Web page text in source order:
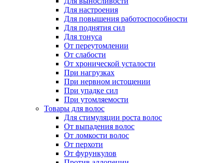
Для настроения
Для повышения работоспособности
Для поднятия сил
Для тонуса
От переутомлении
От слабости
От хронической усталости
При нагрузках
При нервном истощении
При упадке сил
При утомляемости
Товары для волос
Для стимуляции роста волос
От выпадения волос
От ломкости волос
От перхоти
От фурункулов